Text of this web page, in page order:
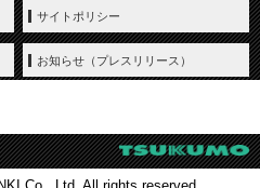
サイトポリシー
お知らせ（プレスリリース）